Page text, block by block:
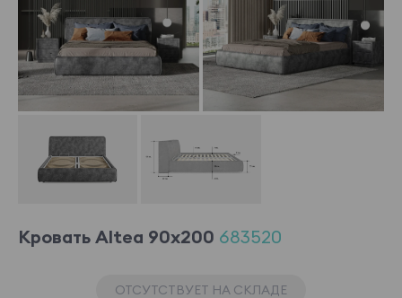
Кровать Altea 90x200 683520
ОТСУТСТВУЕТ НА СКЛАДЕ